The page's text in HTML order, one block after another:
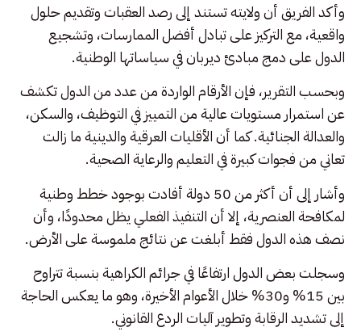
وأكد الفريق أن ولايته تستند إلى رصد العقبات وتقديم حلول
واقعية، مع التركيز على تبادل أفضل الممارسات، وتشجيع
الدول على دمج مبادئ ديربان في سياساتها الوطنية.
وبحسب التقرير، فإن الأرقام الواردة من عدد من الدول تكشف
عن استمرار مستويات عالية من التمييز في التوظيف، والسكن،
والعدالة الجنائية. كما أن الأقليات العرقية والدينية ما زالت
تعاني من فجوات كبيرة في التعليم والرعاية الصحية.
وأشار إلى أن أكثر من 50 دولة أفادت بوجود خطط وطنية
لمكافحة العنصرية، إلا أن التنفيذ الفعلي يظل محدودًا، وأن
نصف هذه الدول فقط أبلغت عن نتائج ملموسة على الأرض.
وسجلت بعض الدول ارتفاعًا في جرائم الكراهية بنسبة تتراوح
بين 15% و30% خلال الأعوام الأخيرة، وهو ما يعكس الحاجة
إلى تشديد الرقابة وتطوير آليات الردع القانوني.